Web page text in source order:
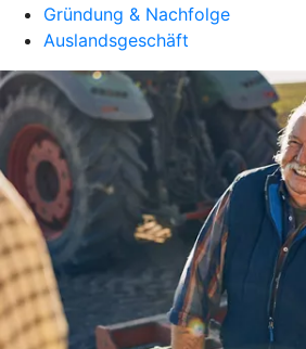
Gründung & Nachfolge
Auslandsgeschäft